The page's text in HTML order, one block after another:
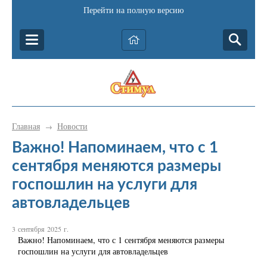
Перейти на полную версию
Главная → Новости
Важно! Напоминаем, что с 1
сентября меняются размеры
госпошлин на услуги для
автовладельцев
3 сентября 2025 г.
Важно! Напоминаем, что с 1 сентября меняются размеры
госпошлин на услуги для автовладельцев